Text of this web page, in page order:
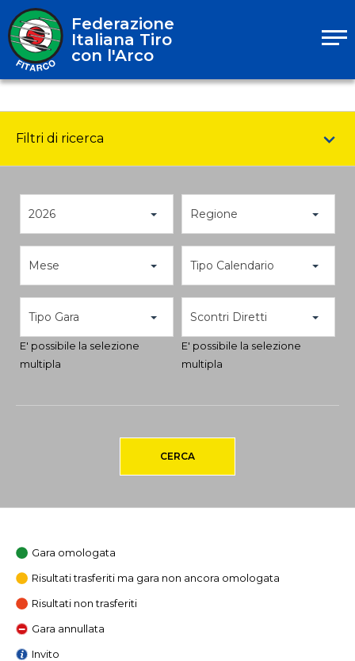
Federazione
Italiana Tiro
con l'Arco
Filtri di ricerca
2026 Regione
Mese Tipo Calendario
Tipo Gara
E' possibile la selezione
multipla
Scontri Diretti
E' possibile la selezione
multipla
CERCA
Gara omologata
Risultati trasferiti ma gara non ancora omologata
Risultati non trasferiti
Gara annullata
Invito